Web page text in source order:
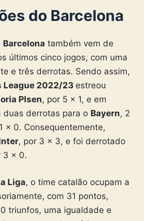
do Barcelona
Barcelona também vem de
últimos cinco jogos, com uma
e três derrotas. Sendo assim,
League 2022/23 estreou
Plsen, por 5 x 1, e em
duas derrotas para o Bayern, 2
x 0. Consequentemente,
, por 3 x 3, e foi derrotado
3 x 0.
Liga, o time catalão ocupam a
com 31 pontos,
triunfos, uma igualdade e